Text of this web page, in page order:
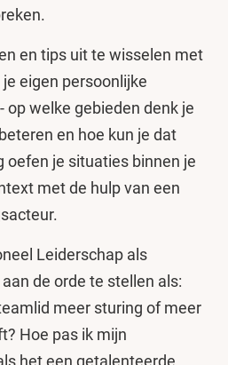
en tips uit te wisselen met
eigen persoonlijke
op welke gebieden denk je
en hoe kun je dat
oefen je situaties binnen je
met de hulp van een
Leiderschap als
de orde te stellen als:
meer sturing of meer
Hoe pas ik mijn
het een getalenteerde